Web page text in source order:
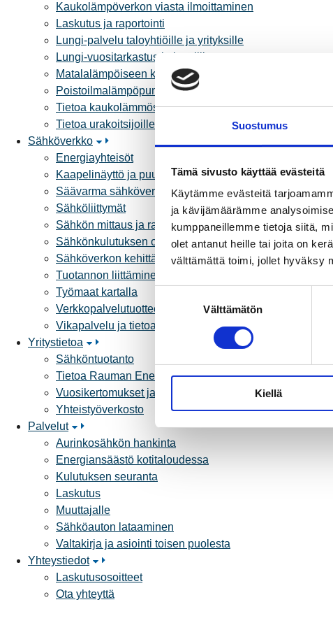
Suostumus
Tämä sivusto käyttää evästeitä
Käytämme evästeitä
ja kävijämäärämme
kumppaneillemme tietoja siitä,
olet antanut heille tai joita on
välttämättä toimi, jollet hyväksy
u
o
u
m
k
s
e
n
l
i
Välttämätön
Kiellä
Kaukolämpöverkon viasta ilmoittaminen
Laskutus ja raportointi
Lungi-palvelu taloyhtiöille ja yrityksille
Lungi-vuositarkastus kuluttajille
Matalalämpöiseen kaukolämpöön siirtyminen
Poistoilmalämpöpumppu kaukolämpötaloon
Tietoa kaukolämmöstä
Tietoa urakoitsijoille
Sähköverkko
Energiayhteisöt
Kaapelinäyttö ja puunkaatoapu
Säävarma sähköverkko
Sähköliittymät
Sähkön mittaus ja raportointi
Sähkönkulutuksen ohjaus kiinteistössä
Sähköverkon kehittämissuunnitelma
Tuotannon liittäminen verkkoon
Työmaat kartalla
Verkkopalvelutuotteet ja hinnastot
Vikapalvelu ja tietoa jakeluhäiriöistä
Yritystietoa
Sähköntuotanto
Tietoa Rauman Energiasta
Vuosikertomukset ja asiakaslehti
Yhteistyöverkosto
Palvelut
Aurinkosähkön hankinta
Energiansäästö kotitaloudessa
Kulutuksen seuranta
Laskutus
Muuttajalle
Sähköauton lataaminen
Valtakirja ja asiointi toisen puolesta
Yhteystiedot
Laskutusosoitteet
Ota yhteyttä